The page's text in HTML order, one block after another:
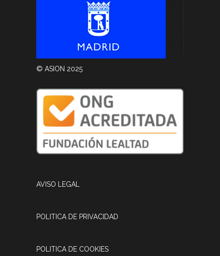
© ASION 2025
AVISO LEGAL
POLITICA DE PRIVACIDAD
POLITICA DE COOKIES